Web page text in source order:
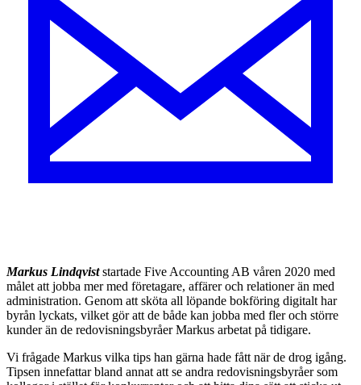
Markus Lindqviststartade Five Accounting AB våren 2020 med
målet att jobba mer med företagare, affärer och relationer än med
administration. Genom att sköta all löpande bokföring digitalt har
byrån lyckats, vilket gör att de både kan jobba med fler och större
kunder än de redovisningsbyråer Markus arbetat på tidigare.
Vi frågade Markus vilka tips han gärna hade fått när de drog igång.
Tipsen innefattar bland annat att se andra redovisningsbyråer som